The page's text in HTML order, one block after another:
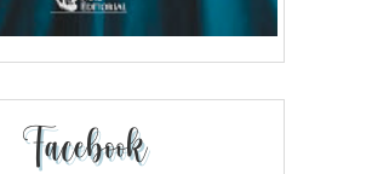
Facebook